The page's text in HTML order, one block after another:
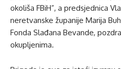
okoliša FBiH”, a predsjednica
neretvanske županije Marija
Fonda Slađana Bevande,
okupljenima.